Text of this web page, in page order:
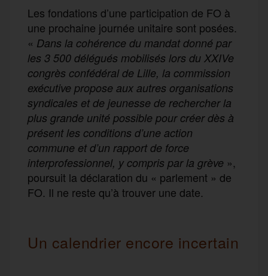
Les fondations d’une participation de FO à
une prochaine journée unitaire sont posées.
« Dans la cohérence du mandat donné par
les 3 500 délégués mobilisés lors du XXIVe
congrès confédéral de Lille, la commission
exécutive propose aux autres organisations
syndicales et de jeunesse de rechercher la
plus grande unité possible pour créer dès à
présent les conditions d’une action
commune et d’un rapport de force
interprofessionnel, y compris par la grève »,
poursuit la déclaration du « parlement » de
FO. Il ne reste qu’à trouver une date.
Un calendrier encore incertain